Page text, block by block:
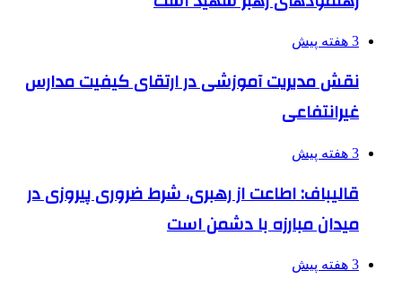
3 هفته پیش
نقش مدیریت آموزشی در ارتقای کیفیت مدارس
غیرانتفاعی
3 هفته پیش
قالیباف: اطاعت از رهبری، شرط ضروری پیروزی در
میدان مبارزه با دشمن است
3 هفته پیش